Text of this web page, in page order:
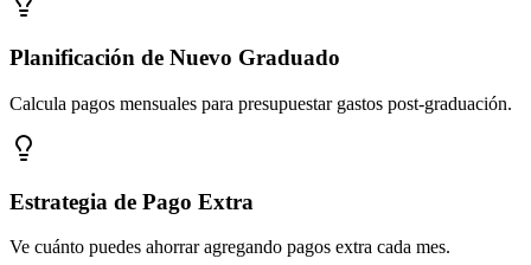
Planificación de Nuevo Graduado
Calcula pagos mensuales para presupuestar gastos post-graduación.
Estrategia de Pago Extra
Ve cuánto puedes ahorrar agregando pagos extra cada mes.